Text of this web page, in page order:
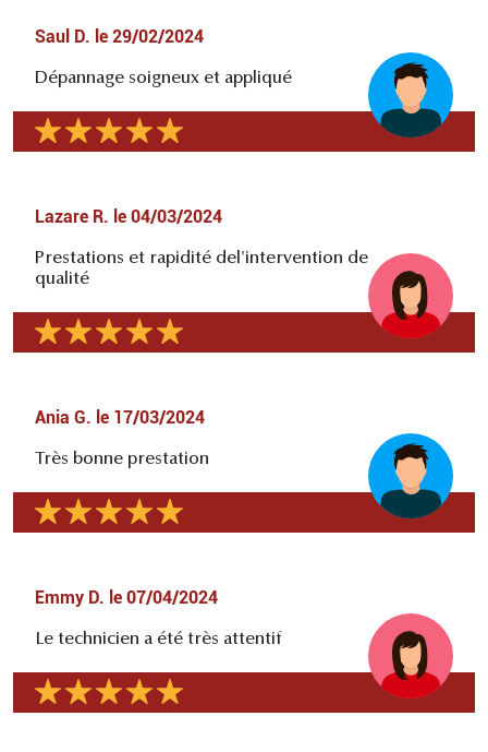
Saul D. le 29/02/2024
Dépannage soigneux et appliqué
Lazare R. le 04/03/2024
Prestations et rapidité del'intervention de
qualité
Ania G. le 17/03/2024
Très bonne prestation
Emmy D. le 07/04/2024
Le technicien a été très attentif